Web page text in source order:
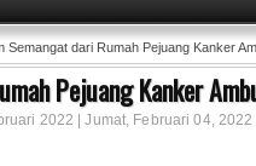
Semangat dari Rumah Pejuang Kanker
Pejuang Kanker
2022 | Jumat, Februari 04, 2022